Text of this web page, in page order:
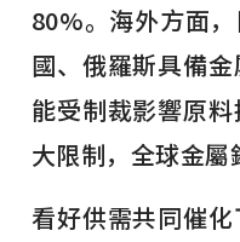
80%。海外方面
國、俄羅斯具備
能受制裁影響原
大限制，全球金屬
看好供需共同催